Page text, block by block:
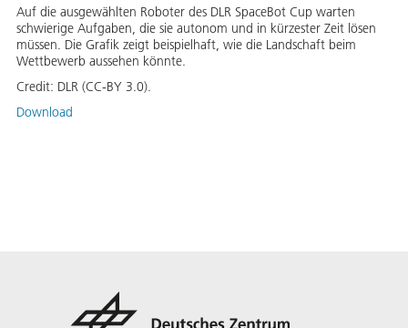
Auf die ausgewählten Roboter des DLR SpaceBot Cup warten
schwierige Aufgaben, die sie autonom und in kürzester Zeit lösen
müssen. Die Grafik zeigt beispielhaft, wie die Landschaft beim
Wettbewerb aussehen könnte.
Credit: DLR (CC-BY 3.0).
Download